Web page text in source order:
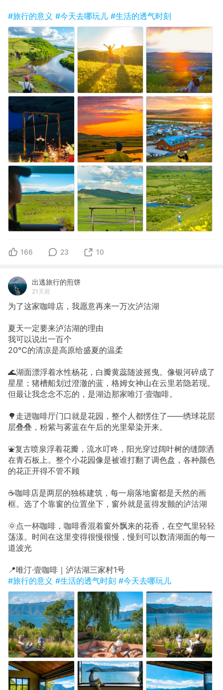
#旅行的意义 #今天去哪玩儿 #生活的透气时刻
166 23 10
出逃旅行的煎饼
21天前
为了这家咖啡店，我愿意再来一万次泸沽湖
夏天一定要来泸沽湖的理由
我可以说出一百个
20℃的清凉是高原给盛夏的温柔
🌊湖面漂浮着水性杨花，白瓣黄蕊随波摇曳。像银河碎成了
星星；猪槽船划过澄澈的蓝，格姆女神山在云里若隐若现。
但最让我念念不忘的，是湖边那家唯汀·壹咖啡。
🌳走进咖啡厅门口就是花园，整个人都愣住了——绣球花层
层叠叠，粉紫与雾蓝在午后的光里晕染开来。
⛲复古喷泉浮着花瓣，流水叮咚，阳光穿过阔叶树的缝隙洒
在青石板上。整个小花园像是被谁打翻了调色盘，各种颜色
的花正开得不管不顾
☕咖啡店是两层的独栋建筑，每一扇落地窗都是天然的画
框。选了个靠窗的位置坐下，窗外就是蓝得发颤的泸沽湖
🌞点一杯咖啡，咖啡香混着窗外飘来的花香，在空气里轻轻
荡漾。时间在这里变得很慢很慢，慢到可以数清湖面的每一
道波光
📍唯汀·壹咖啡｜泸沽湖三家村1号
#旅行的意义 #生活的透气时刻 #今天去哪玩儿